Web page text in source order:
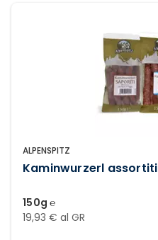
ALPENSPITZ
Kaminwurzerl assortiti
150g ℮
19,93 € al GR